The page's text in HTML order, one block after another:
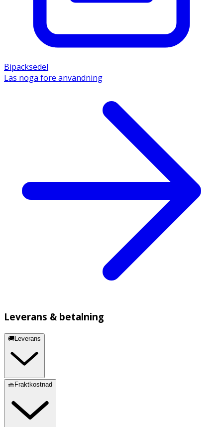
Bipacksedel
Läs noga före användning
Leverans & betalning
🚚Leverans
🧺Fraktkostnad